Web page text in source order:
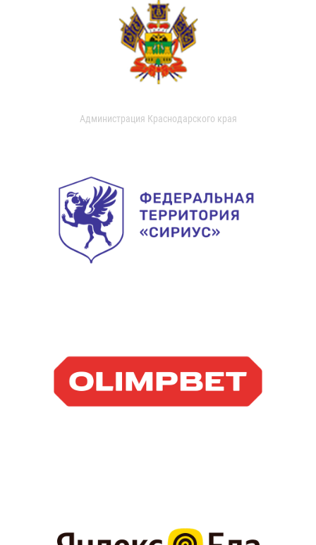
Администрация Краснодарского края